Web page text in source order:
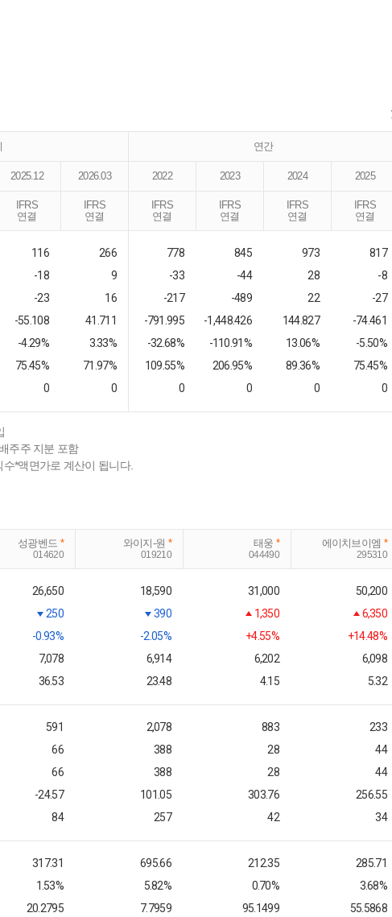
연간
2025.12 2026.03 2022 2023 2024 2025
IFRS
연결
IFRS
연결
IFRS
연결
IFRS
연결
IFRS
연결
IFRS
연결
116 266 778 845 973
817
-18 9 -33 -44 28
-8
-23 16 -217 -489 22
-27
-55.108 41.711 -791.995 -1,448.426 144.827
-74.461
-4.29% 3.33% -32.68% -110.91% 13.06%
-5.50%
75.45% 71.97% 109.55% 206.95% 89.36%
75.45%
0 0 0 0 0 0
주주 지분 포함
*액면가로 계산이 됩니다.
성광벤드 *
014620
와이지-원 *
019210
태웅 *
044490
에이치브이엠 *
295310
26,650 18,590 31,000
50,200
250 390 1,350
6,350
-0.93% -2.05% +4.55%
+14.48%
7,078 6,914 6,202
6,098
36.53 23.48 4.15 5.32
591 2,078 883
233
66 388 28
44
66 388 28
44
-24.57 101.05 303.76
256.55
84 257 42 34
317.31 695.66 212.35
285.71
1.53% 5.82% 0.70%
3.68%
20.2795 7.7959 95.1499 55.5868